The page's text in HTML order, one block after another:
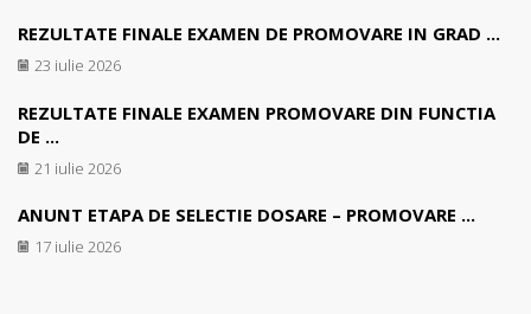
REZULTATE FINALE EXAMEN DE PROMOVARE IN GRAD ...
23 iulie 2026
REZULTATE FINALE EXAMEN PROMOVARE DIN FUNCTIA
DE ...
21 iulie 2026
ANUNT ETAPA DE SELECTIE DOSARE – PROMOVARE ...
17 iulie 2026